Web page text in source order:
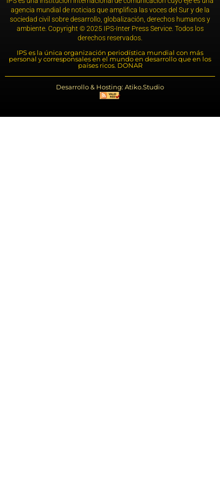
agencia mundial de noticias que amplifica las voces del Sur y de la
sociedad civil sobre desarrollo, globalización, derechos humanos y
ambiente. Copyright © 2025 IPS-Inter Press Service. Todos los
derechos reservados.
IPS es la única organización periodística mundial con más
personal y corresponsales en el mundo en desarrollo que en los
países ricos. DONAR
Desarrollo & Hosting: Atiko.Studio